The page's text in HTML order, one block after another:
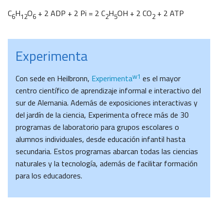
C6H12O6 + 2 ADP + 2 Pi = 2 C2H5OH + 2 CO2 + 2 ATP
Experimenta
Con sede en Heilbronn, Experimentaw1 es el mayor
centro científico de aprendizaje informal e interactivo del
sur de Alemania. Además de exposiciones interactivas y
del jardín de la ciencia, Experimenta ofrece más de 30
programas de laboratorio para grupos escolares o
alumnos individuales, desde educación infantil hasta
secundaria. Estos programas abarcan todas las ciencias
naturales y la tecnología, además de facilitar formación
para los educadores.